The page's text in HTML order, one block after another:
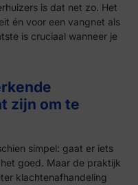
is dat net zo. Het
én voor een vangnet als
is cruciaal wanneer je
zijn om te
simpel: gaat er iets
goed. Maar de praktijk
klachtenafhandeling